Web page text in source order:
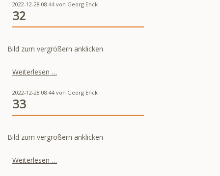
2022-12-28 08:44 von Georg Enck
32
Bild zum vergrößern anklicken
Weiterlesen …
2022-12-28 08:44 von Georg Enck
33
Bild zum vergrößern anklicken
Weiterlesen …